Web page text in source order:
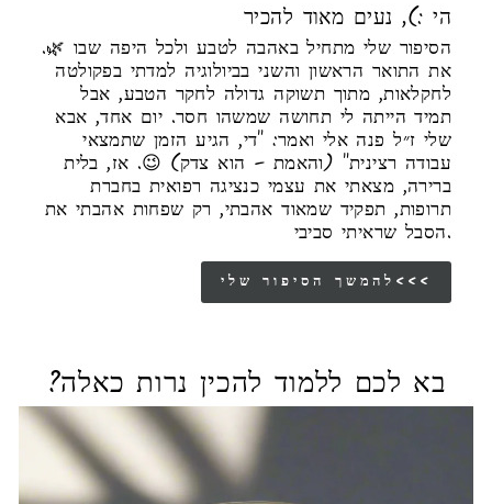
הי :), נעים מאוד להכיר
הסיפור שלי מתחיל באהבה לטבע ולכל היפה שבו 🌿.
את התואר הראשון והשני בביולוגיה למדתי בפקולטה
לחקלאות, מתוך תשוקה גדולה לחקר הטבע, אבל
תמיד הייתה לי תחושה שמשהו חסר. יום אחד, אבא
שלי ז״ל פנה אלי ואמר: "די, הגיע הזמן שתמצאי
עבודה רצינית" (והאמת – הוא צדק) 😉. אז, בלית
ברירה, מצאתי את עצמי כנציגה רפואית בחברת
תרופות, תפקיד שמאוד אהבתי, רק שפחות אהבתי את
הסבל שראיתי סביבי.
להמשך הסיפור שלי<<<
בא לכם ללמוד להכין נרות כאלה?